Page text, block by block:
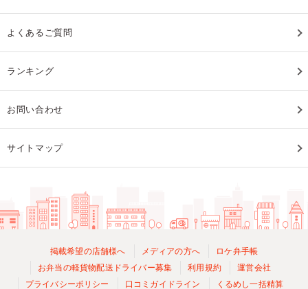
よくあるご質問
ランキング
お問い合わせ
サイトマップ
掲載希望の店舗様へ メディアの方へ
ロケ弁手帳
お弁当の軽貨物配送ドライバー募集
利用規約
運営会社
プライバシーポリシー
口コミガイドライン くるめし一括精算